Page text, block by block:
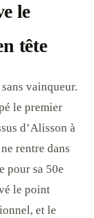
le
tête
vainqueur.
le premier
d’Alisson à
rentre dans
pour sa 50e
le point
et le